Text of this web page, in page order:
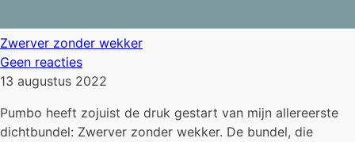
Zwerver zonder wekker
Geen reacties
13 augustus 2022
Pumbo heeft zojuist de druk gestart van mijn allereerste
dichtbundel: Zwerver zonder wekker. De bundel, die